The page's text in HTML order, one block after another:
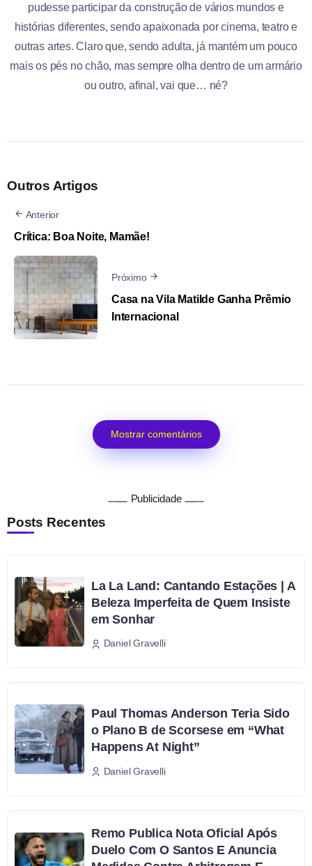
pudesse participar da construção de vários mundos e
histórias diferentes, sendo apaixonada por cinema, teatro e
outras artes. Claro que, sendo adulta, já mantém um pouco
mais os pés no chão, mas sempre olha dentro de um armário
ou outro, afinal, vai que… né?
Outros Artigos
Anterior
Crítica: Boa Noite, Mamãe!
Próximo
Casa na Vila Matilde Ganha Prêmio
Internacional
Mostrar comentários
Publicidade
Posts Recentes
La La Land: Cantando Estações | A
Beleza Imperfeita de Quem Insiste
em Sonhar
Daniel Gravelli
Paul Thomas Anderson Teria Sido
o Plano B de Scorsese em “What
Happens At Night”
Daniel Gravelli
Remo Publica Nota Oficial Após
Duelo Com O Santos E Anuncia